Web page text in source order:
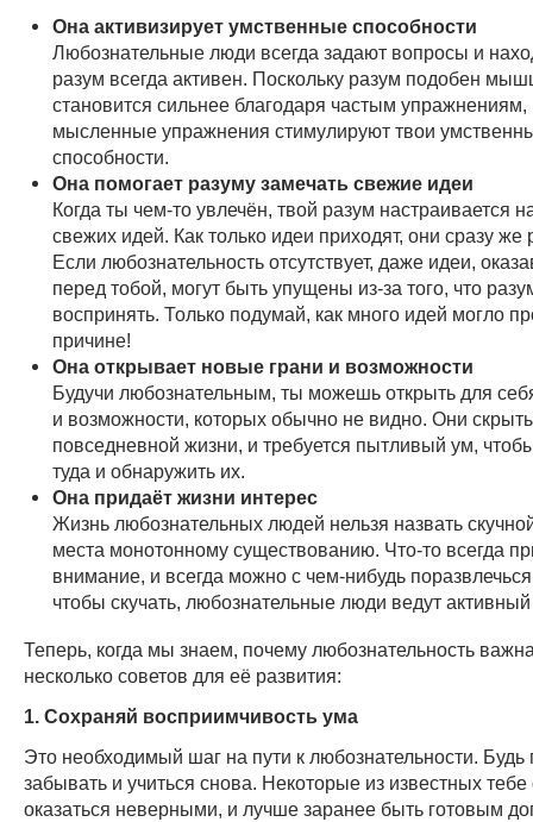
Она активизирует умственные способности
Любознательные люди всегда задают вопросы и
разум всегда активен. Поскольку разум подобен
становится сильнее благодаря частым
мысленные упражнения стимулируют твои
способности.
Она помогает разуму замечать свежие идеи
Когда ты чем-то увлечён, твой разум настраивается
свежих идей. Как только идеи приходят, они сразу же
Если любознательность отсутствует, даже идеи,
перед тобой, могут быть упущены из-за того, что
воспринять. Только подумай, как много идей могло
причине!
Она открывает новые грани и возможности
Будучи любознательным, ты можешь открыть для
и возможности, которых обычно не видно. Они
повседневной жизни, и требуется пытливый ум,
туда и обнаружить их.
Она придаёт жизни интерес
Жизнь любознательных людей нельзя назвать
места монотонному существованию. Что-то всегда
внимание, и всегда можно с чем-нибудь
чтобы скучать, любознательные люди ведут
Теперь, когда мы знаем, почему любознательность
несколько советов для её развития:
1. Сохраняй восприимчивость ума
Это необходимый шаг на пути к любознательности. Будь
забывать и учиться снова. Некоторые из известных тебе
оказаться неверными, и лучше заранее быть готовым